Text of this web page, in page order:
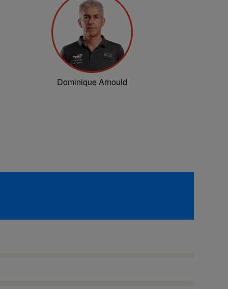
Dominique Arnould